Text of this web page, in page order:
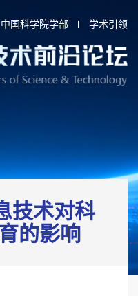
中国科学院学部 学术引领
技术对科
的影响